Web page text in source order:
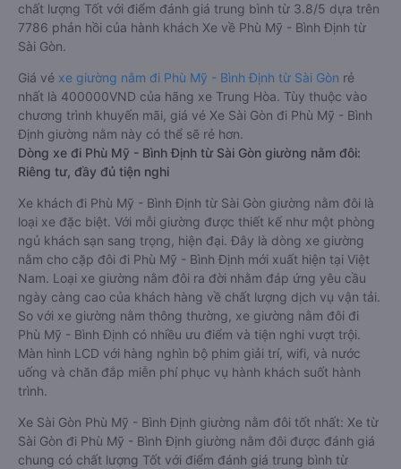
chất lượng Tốt với điểm đánh giá trung bình từ 3.8/5 dựa trên
7786 phản hồi của hành khách Xe về Phù Mỹ - Bình Định từ
Sài Gòn.
Giá vé xe giường nằm đi Phù Mỹ - Bình Định từ Sài Gòn rẻ
nhất là 400000VND của hãng xe Trung Hòa. Tùy thuộc vào
chương trình khuyến mãi, giá vé Xe Sài Gòn đi Phù Mỹ - Bình
Định giường nằm này có thể sẽ rẻ hơn.
Dòng xe đi Phù Mỹ - Bình Định từ Sài Gòn giường nằm đôi:
Riêng tư, đầy đủ tiện nghi
Xe khách đi Phù Mỹ - Bình Định từ Sài Gòn giường nằm đôi là
loại xe đặc biệt. Với mỗi giường được thiết kế như một phòng
ngủ khách sạn sang trọng, hiện đại. Đây là dòng xe giường
nằm cho cặp đôi đi Phù Mỹ - Bình Định mới xuất hiện tại Việt
Nam. Loại xe giường nằm đôi ra đời nhằm đáp ứng yêu cầu
ngày càng cao của khách hàng về chất lượng dịch vụ vận tải.
So với xe giường nằm thông thường, xe giường nằm đôi đi
Phù Mỹ - Bình Định có nhiều ưu điểm và tiện nghi vượt trội.
Màn hình LCD với hàng nghìn bộ phim giải trí, wifi, và nước
uống và chăn đắp miễn phí phục vụ hành khách suốt hành
trình.
Xe Sài Gòn Phù Mỹ - Bình Định giường nằm đôi tốt nhất: Xe từ
Sài Gòn đi Phù Mỹ - Bình Định giường nằm đôi được đánh giá
chung có chất lượng Tốt với điểm đánh giá trung bình từ